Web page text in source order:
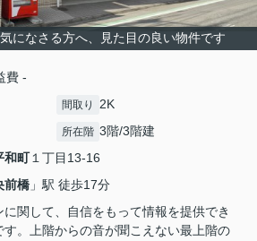
になさる方へ、見た目の良い物件です
費 -
間取り 2K
所在階 3階/3階建
和町１丁目13-16
前橋 」駅 徒歩17分
関して、自信をもって情報を提供でき
す。上階からの音が聞こえない最上階の